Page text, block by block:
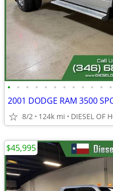
• • • • • • • • • • • •
8/2 124k mi DIESEL OF
$45,995